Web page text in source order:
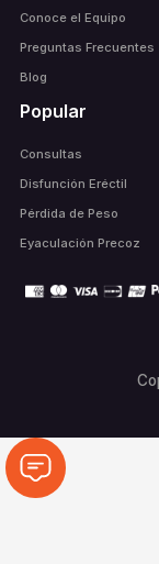
Conoce el Equipo
Preguntas Frecuentes
Blog
Popular
Consultas
Disfunción Eréctil
Pérdida de Peso
Eyaculación Precoz